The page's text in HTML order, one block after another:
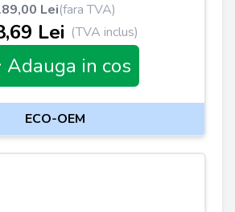
Lei(fara TVA)
Lei (TVA inclus)
Adauga in cos
ECO-OEM